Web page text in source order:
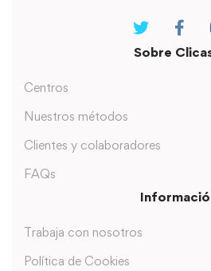
Sobre
Centros
Nuestros métodos
Clientes y colaboradores
FAQs
Trabaja con nosotros
Política de Cookies